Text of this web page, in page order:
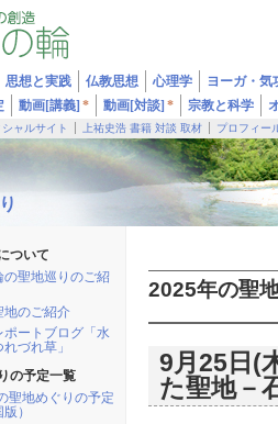
思想と実践 仏教思想 心理学
ヨーガ・気
動画[講義] * 動画[対談] * 宗教と科学
シャルサイト 上祐史浩 書籍 対談 取材 プロフィー
2025年の聖
9月25日(
た聖地－
ついて
の聖地巡りのご紹
地のご紹介
ポートブログ「水
づれ草」
の予定一覧
聖地めぐりの予定
）